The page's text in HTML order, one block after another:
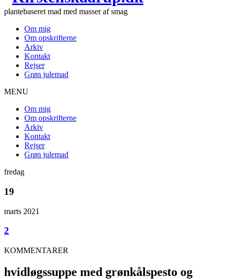
plantebaseret mad med masser af smag
Om mig
Om opskrifterne
Arkiv
Kontakt
Rejser
Grøn julemad
MENU
Om mig
Om opskrifterne
Arkiv
Kontakt
Rejser
Grøn julemad
fredag
19
marts 2021
2
KOMMENTARER
hvidløgssuppe med grønkålspesto og